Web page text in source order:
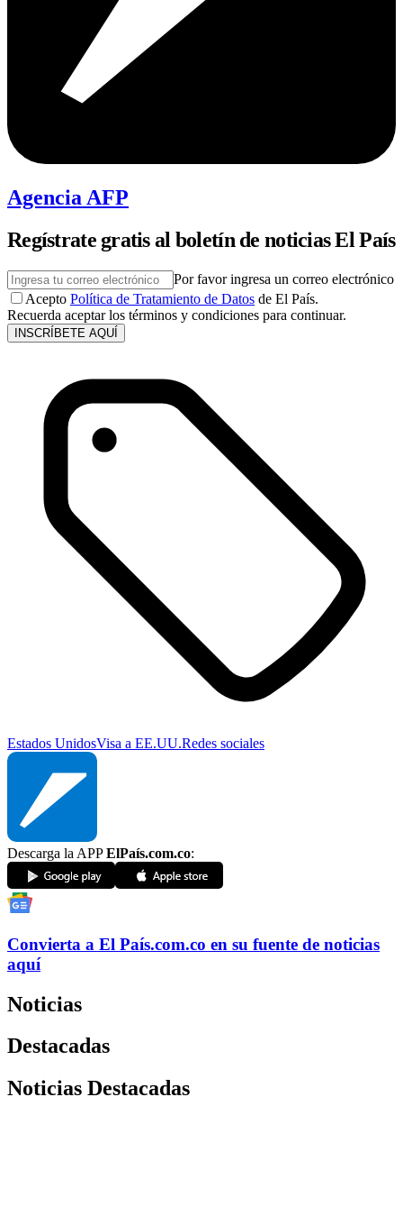
Agencia AFP
Regístrate gratis al boletín de noticias El País
Por favor ingresa un correo electrónico
Acepto Política de Tratamiento de Datos de El País.
Recuerda aceptar los términos y condiciones para continuar.
INSCRÍBETE AQUÍ
Estados UnidosVisa a EE.UU.Redes sociales
Descarga la APPElPaís.com.co:
Convierta a El País.com.co en su fuente de noticias
aquí
Noticias
Destacadas
Noticias Destacadas